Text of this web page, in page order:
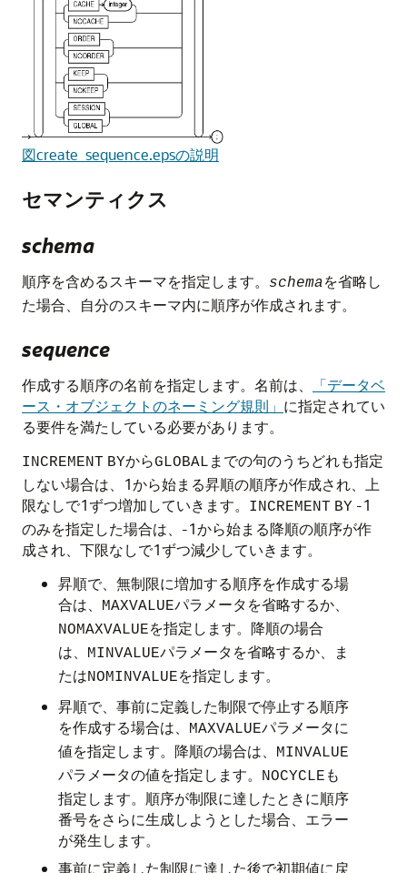
図create_sequence.epsの説明
セマンティクス
schema
順序を含めるスキーマを指定します。 schemaを省略し
た場合、自分のスキーマ内に順序が作成されます。
sequence
作成する順序の名前を指定します。名前は、
「データベ
ース・オブジェクトのネーミング規則」 に指定されてい
る要件を満たしている必要があります。
INCREMENT BYからGLOBAL までの句のうちどれも指定
しない場合は、1から始まる昇順の順序が作成され、上
限なしで1ずつ増加していきます。
INCREMENT BY -1
のみを指定した場合は、-1から始まる降順の順序が作
成され、下限なしで1ずつ減少していきます。
昇順で、無制限に増加する順序を作成する場
合は、
MAXVALUEパラメータを省略するか、
NOMAXVALUEを指定します。 降順の場合
は、
MINVALUEパラメータを省略するか、ま
たはNOMINVALUEを指定します。
昇順で、事前に定義した制限で停止する順序
を作成する場合は、
MAXVALUEパラメータに
値を指定します。 降順の場合は、 MINVALUE
パラメータの値を指定します。 NOCYCLE も
指定します。順序が制限に達したときに順序
番号をさらに生成しようとした場合、エラー
が発生します。
事前に定義した制限に達した後で初期値に戻